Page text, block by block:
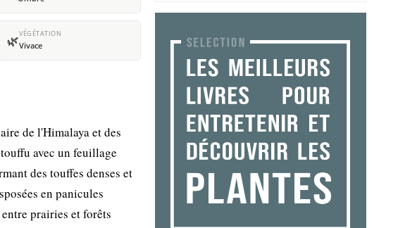
🌿VÉGÉTATION
Vivace
de l'Himalaya et des
avec un feuillage
des touffes denses et
en panicules
prairies et forêts